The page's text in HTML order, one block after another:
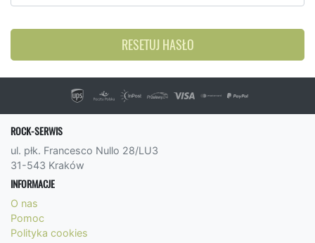
RESETUJ HASŁO
ROCK-SERWIS
ul. płk. Francesco Nullo 28/LU3
31-543 Kraków
INFORMACJE
O nas
Pomoc
Polityka cookies